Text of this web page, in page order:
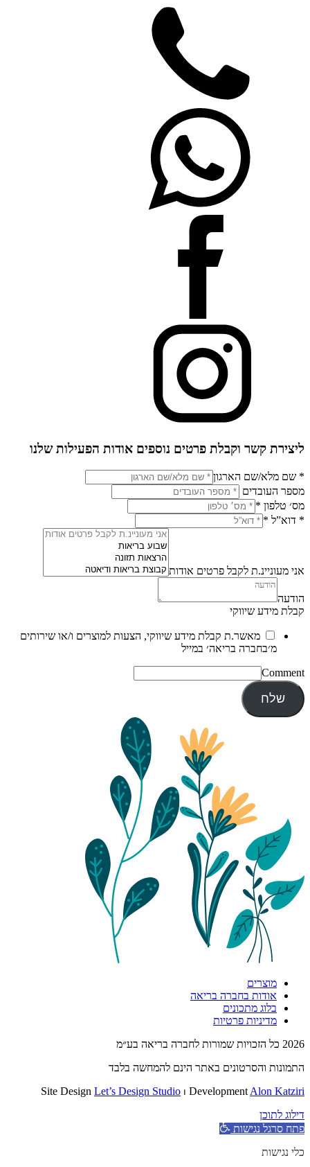
ליצירת קשר וקבלת פרטים נוספים אודות הפעילות שלנו
* שם מלא/שם הארגון
מספר העובדים
מס׳ טלפון *
* דוא”ל *
אני מעוניינ.ת לקבל פרטים אודות
הודעה
קבלת מידע שיווקי
מאשר.ת קבלת מידע שיווקי, הצעות למוצרים ו/או שירותים
מ׳בחברה בריאה׳ במייל
Comment
שלח
מוצרים
אודות בחברה בריאה
בלוג מתכונים
מדיניות פרטיות
2026 כל הזכויות שמורות לחברה בריאה בע״מ
התמונות והסרטונים באתר הינם להמחשה בלבד
Site Design Let’s Design Studio ⏐ Development Alon Katziri
דילוג לתוכן
פתח סרגל נגישות
כלי נגישות